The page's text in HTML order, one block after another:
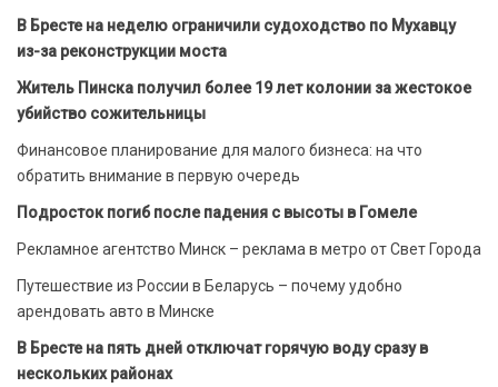
В Бресте на неделю ограничили судоходство по Мухавцу
из-за реконструкции моста
Житель Пинска получил более 19 лет колонии за жестокое
убийство сожительницы
Финансовое планирование для малого бизнеса: на что
обратить внимание в первую очередь
Подросток погиб после падения с высоты в Гомеле
Рекламное агентство Минск – реклама в метро от Свет Города
Путешествие из России в Беларусь – почему удобно
арендовать авто в Минске
В Бресте на пять дней отключат горячую воду сразу в
нескольких районах